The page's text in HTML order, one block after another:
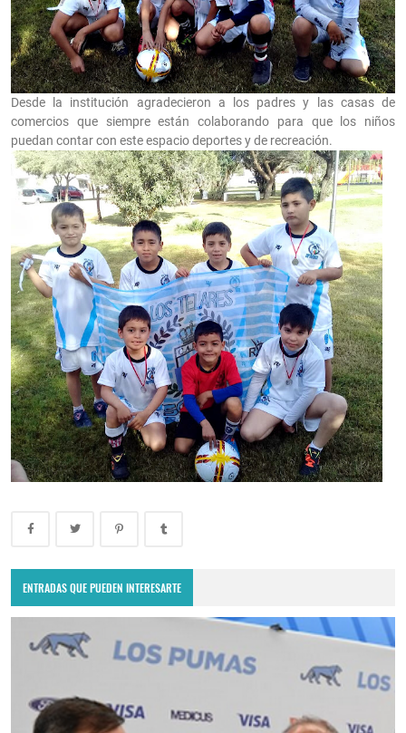
Desde la institución agradecieron a los padres y las casas de
comercios que siempre están colaborando para que los niños
puedan contar con este espacio deportes y de recreación.
ENTRADAS QUE PUEDEN INTERESARTE